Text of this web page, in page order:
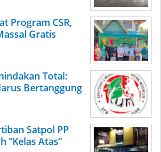
Program CSR,
Gratis
Total:
Bertanggung
Satpol PP
“Kelas Atas”